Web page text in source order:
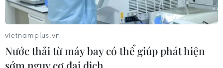
vietnamplus.vn
Nước thải từ máy bay có thể giúp phát hiện
sớm nguy cơ đại dịch